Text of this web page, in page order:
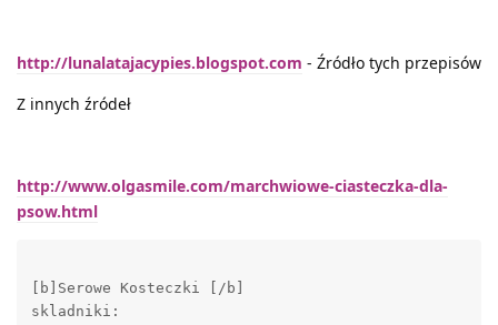
http://lunalatajacypies.blogspot.com - Źródło tych przepisów
Z innych źródeł
http://www.olgasmile.com/marchwiowe-ciasteczka-dla-
psow.html
[b]Serowe Kosteczki [/b]
skladniki: